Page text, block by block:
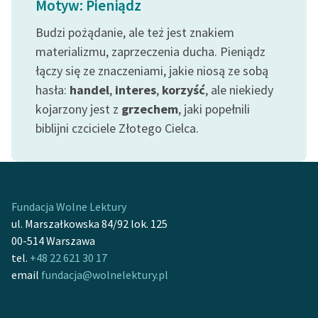
feministycznej
Ręce pełne poezji
Kolekcje edukacyjne
twórców przechodzących
do domeny publicznej,
lektur szkolnych oraz
Starego Testamentu
Lektur
O nas
Kontakt
Motyw: Pieniądz
Budzi pożądanie, ale też jest znakiem
materializmu, zaprzeczenia ducha. Pieniądz
łączy się ze znaczeniami, jakie niosą ze sobą
hasła: handel, interes, korzyść, ale niekiedy
kojarzony jest z grzechem, jaki popełnili
biblijni czciciele Złotego Cielca.
Fundacja Wolne Lektury
ul. Marszałkowska 84/92 lok. 125
00-514 Warszawa
tel. +48 22 621 30 17
email fundacja@wolnelektury.pl